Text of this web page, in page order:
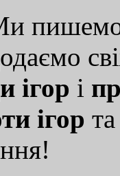
ігор і
ігор